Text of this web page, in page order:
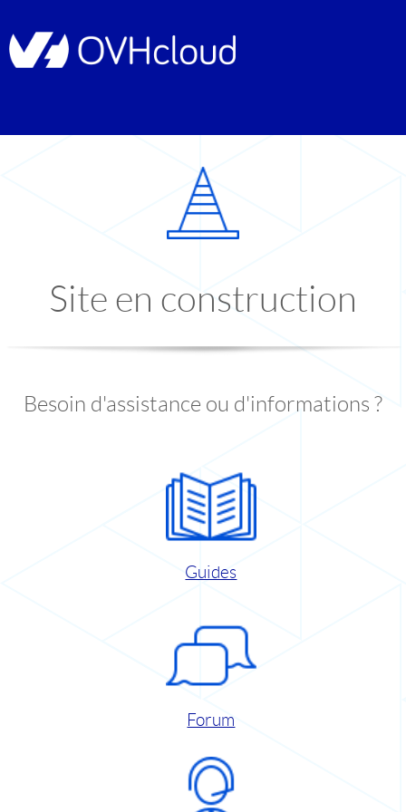
Site en construction
Besoin d'assistance ou d'informations ?
Guides
Forum